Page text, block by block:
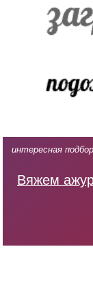
интересная
Вяжем